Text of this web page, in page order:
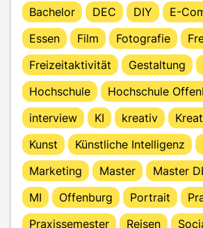
Bachelor
DEC DIY
E-
Essen
Film Fotografie
Freizeitaktivität
Gestaltung
Hochschule
Hochschule
interview
KI kreativ
Kunst
Künstliche Intelligenz
Marketing
Master Master
MI
Offenburg Portrait
Praxissemester
Reisen